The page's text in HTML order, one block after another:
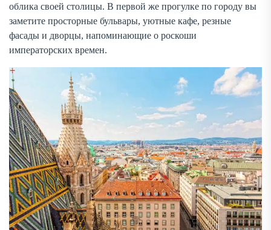
облика своей столицы. В первой же прогулке по городу вы
заметите просторные бульвары, уютные кафе, резные
фасады и дворцы, напоминающие о роскоши
императорских времен.